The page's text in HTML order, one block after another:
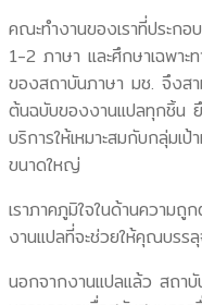
คณะทำงานของเราที่ประก
1-2 ภาษา และศึกษาเฉพา
ของสถาบันภาษา มช. จึงส
ต้นฉบับของงานแปลทุกชิ้น
บริการให้เหมาะสมกับกลุ่มเ
ขนาดใหญ่
เราภาคภูมิใจในด้านความถู
งานแปลที่จะช่วยให้คุณบรร
นอกจากงานแปลแล้ว สถาบั